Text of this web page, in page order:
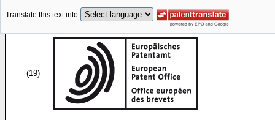
Translate this text into
(19)